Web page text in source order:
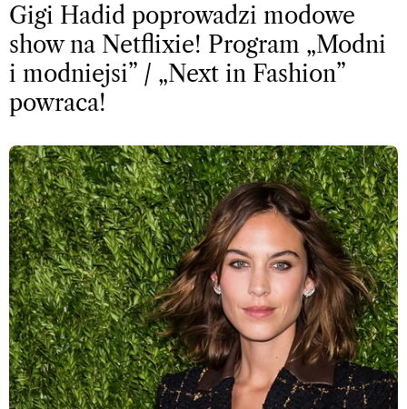
Gigi Hadid poprowadzi modowe
show na Netflixie! Program „Modni
i modniejsi” / „Next in Fashion”
powraca!